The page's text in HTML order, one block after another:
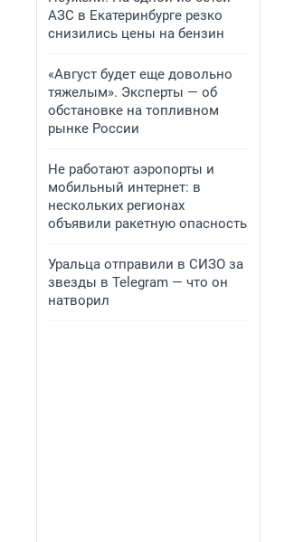
АЗС в Екатеринбурге резко
снизились цены на бензин
«Август будет еще довольно
тяжелым». Эксперты — об
обстановке на топливном
рынке России
Не работают аэропорты и
мобильный интернет: в
нескольких регионах
объявили ракетную опасность
Уральца отправили в СИЗО за
звезды в Telegram — что он
натворил